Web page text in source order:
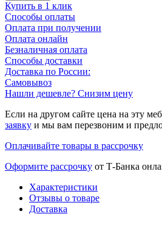
Купить в 1 клик
Способы оплаты
Оплата при получении
Оплата онлайн
Безналичная оплата
Способы доставки
Доставка по России:
Самовывоз
Нашли дешевле? Снизим цену
Если на другом сайте цена на эту
заявку и мы вам перезвоним и
Оплачивайте товары в рассрочку
Оформите рассрочку от Т-Банка
Характеристики
Отзывы о товаре
Доставка